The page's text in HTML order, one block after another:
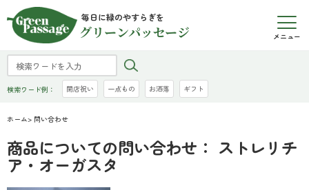
毎日に緑のやすらぎを
グリーンパッセージ メニュー
検索ワード例： 開店祝い 一点もの お洒落 ギフト
ホーム> 問い合わせ
商品についての問い合わせ： ストレリチ
ア・オーガスタ